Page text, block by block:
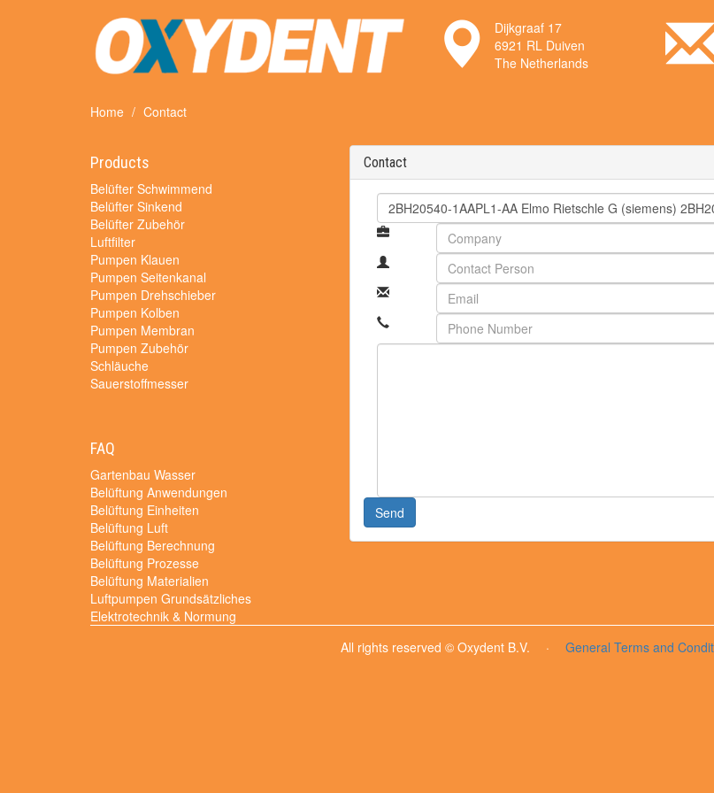
Dijkgraaf 17
6921 RL Duiven
The Netherlands
Home Contact
Contact
Send
Products
Belüfter Schwimmend
Belüfter Sinkend
Belüfter Zubehör
Luftfilter
Pumpen Klauen
Pumpen Seitenkanal
Pumpen Drehschieber
Pumpen Kolben
Pumpen Membran
Pumpen Zubehör
Schläuche
Sauerstoffmesser
FAQ
Gartenbau Wasser
Belüftung Anwendungen
Belüftung Einheiten
Belüftung Luft
Belüftung Berechnung
Belüftung Prozesse
Belüftung Materialien
Luftpumpen Grundsätzliches
Elektrotechnik & Normung
All rights reserved © Oxydent B.V.
· General Terms and